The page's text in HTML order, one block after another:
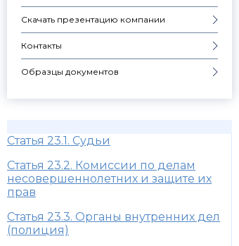
Скачать презентацию компании
Контакты
Образцы документов
Статья 23.1. Судьи
Статья 23.2. Комиссии по делам
несовершеннолетних и защите их
прав
Статья 23.3. Органы внутренних дел
(полиция)